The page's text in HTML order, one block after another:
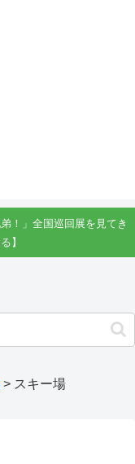
！」全国巡回展を見てき
】
> スキー場